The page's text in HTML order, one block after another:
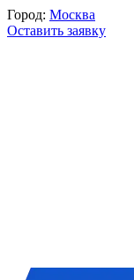
Город: Москва
Оставить заявку